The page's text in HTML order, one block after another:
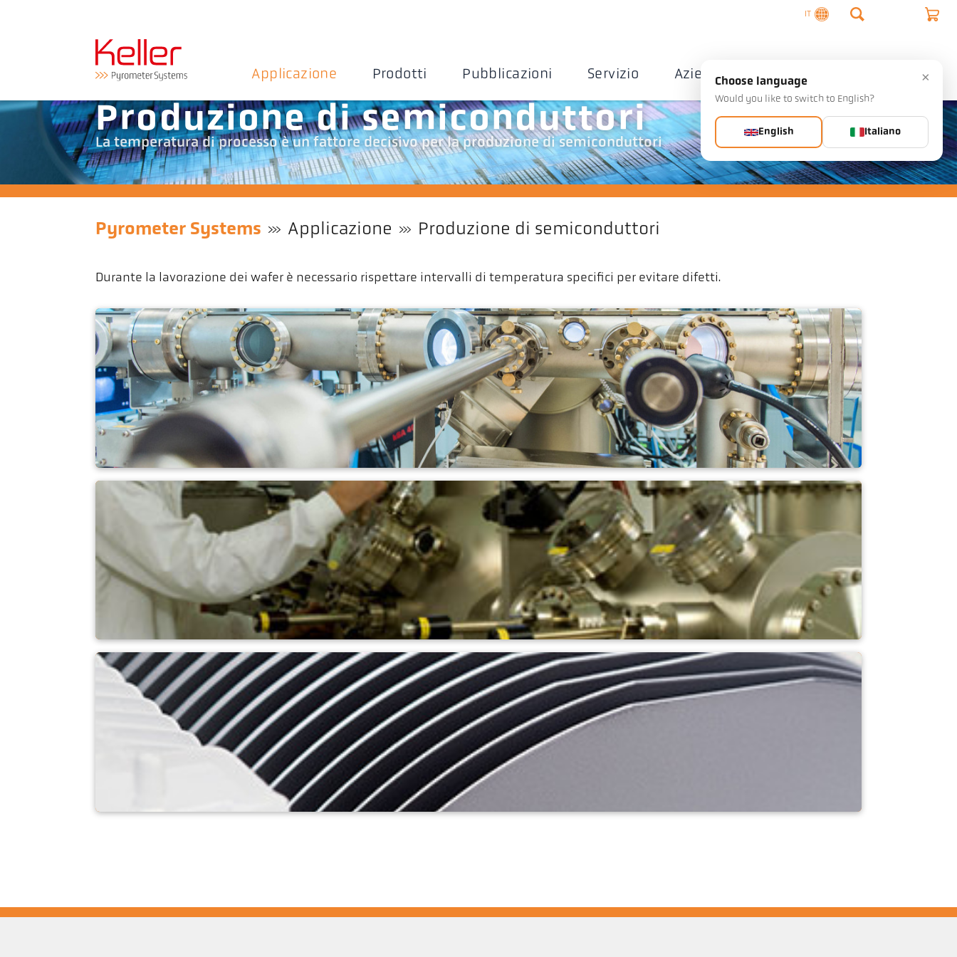
IT
Applicazione Prodotti Pubblicazioni Servizio Azienda Contatto
Produzione di semiconduttori
La temperatura di processo è un fattore decisivo per la produzione di semiconduttori
Pyrometer Systems Applicazione Produzione di semiconduttori
Durante la lavorazione dei wafer è necessario rispettare intervalli di temperatura specifici per evitare difetti.
MBE (epitassia a fascio molecolare)
PLD (deposizione laser pulsata)
×
Choose language
Would you like to switch to English?
English Italiano